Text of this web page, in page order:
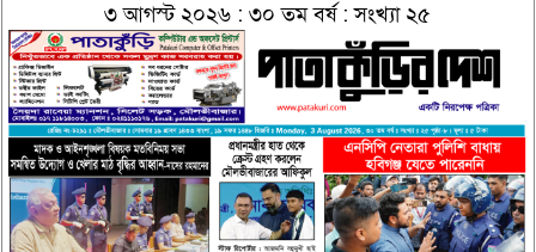
৩ আগস্ট ২০২৬ : ৩০ তম বর্ষ : সংখ্যা ২৫